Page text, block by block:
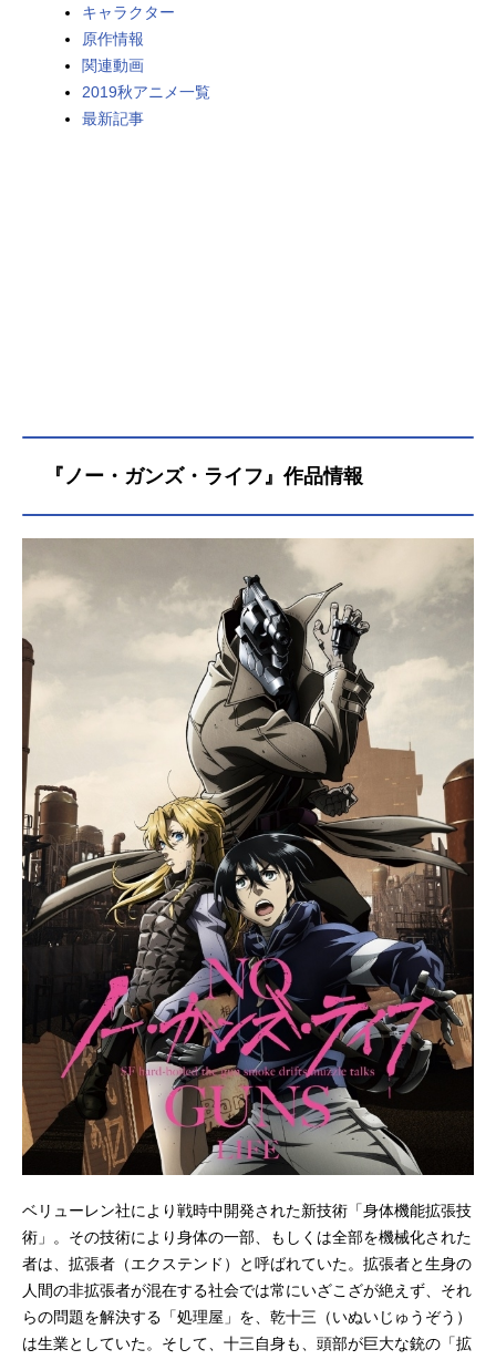
キャラクター
原作情報
関連動画
2019秋アニメ一覧
最新記事
『ノー・ガンズ・ライフ』作品情報
ベリューレン社により戦時中開発された新技術「身体機能拡張技
術」。その技術により身体の一部、もしくは全部を機械化された
者は、拡張者（エクステンド）と呼ばれていた。拡張者と生身の
人間の非拡張者が混在する社会では常にいざこざが絶えず、それ
らの問題を解決する「処理屋」を、乾十三（いぬいじゅうぞう）
は生業としていた。そして、十三自身も、頭部が巨大な銃の「拡